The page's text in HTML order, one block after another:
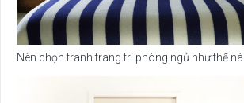
Nên chọn tranh trang trí phòng ngủ như thế